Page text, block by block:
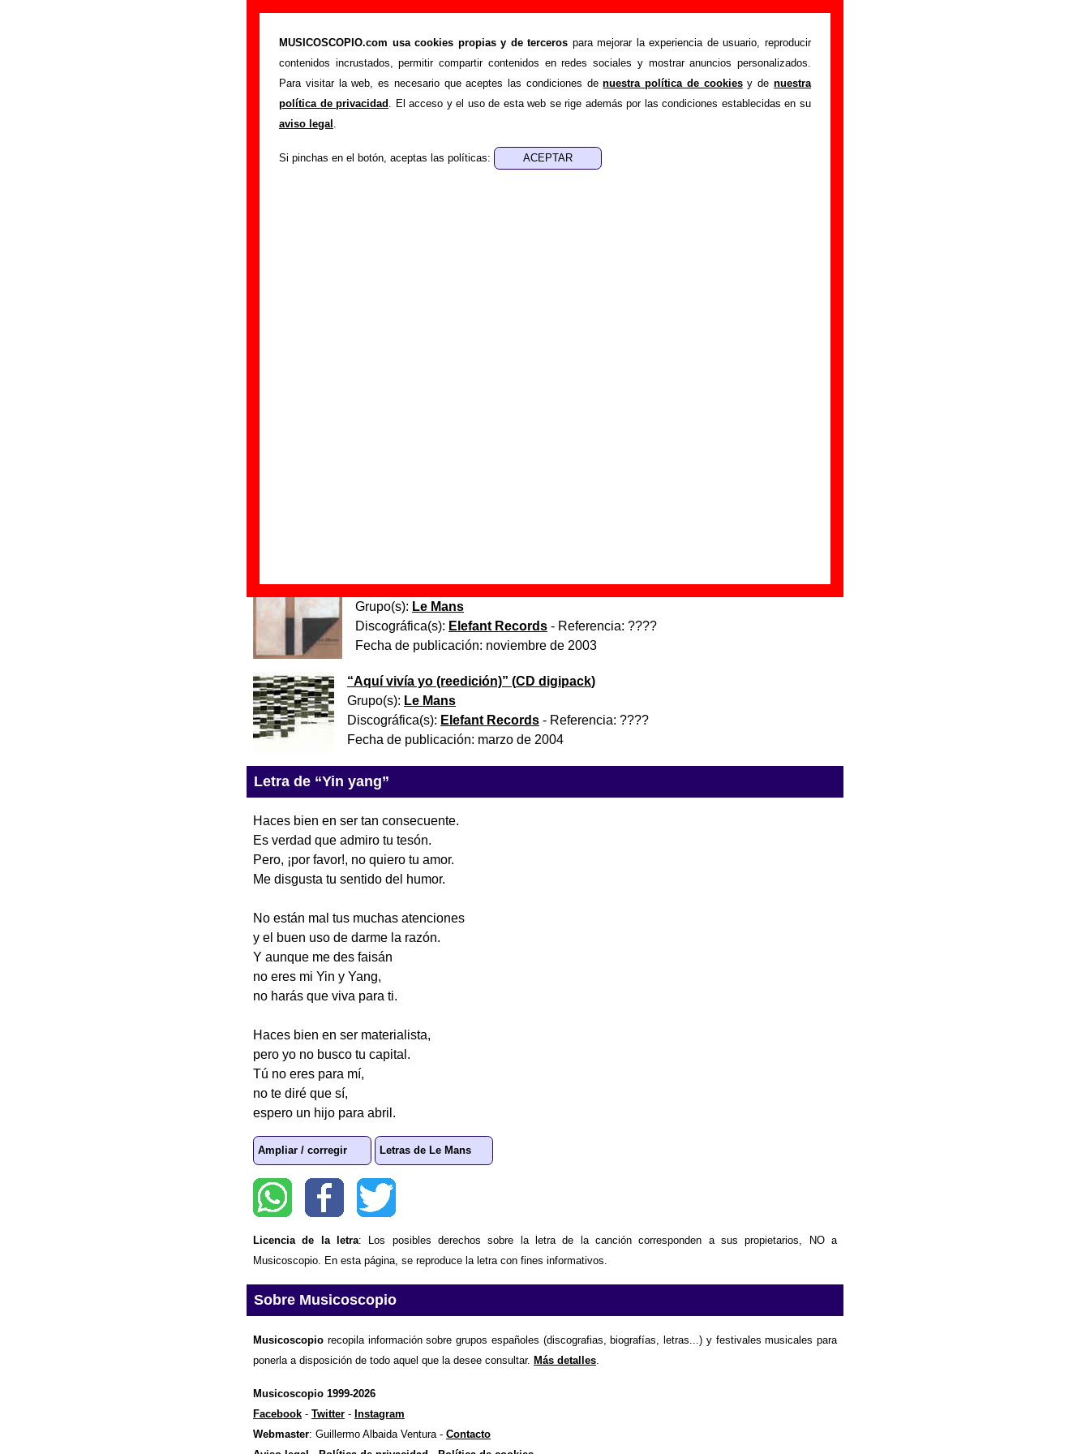
MUSICOSCOPIO.com usa cookies propias y de terceros para mejorar la experiencia de usuario, reproducir
contenidos incrustados, permitir compartir contenidos en redes sociales y mostrar anuncios personalizados.
Para visitar la web, es necesario que aceptes las condiciones denuestra política de cookiesy denuestra
política de privacidad . El acceso y el uso de esta web se rige además por las condiciones establecidas en su
aviso legal .
Si pinchas en el botón, aceptas las políticas:
“Yin yang”, canción de Le Mans (Letra e información)
Portada >Le Mans >Canciones > Yin yang
Esta página pretende recopilar todo tipo de información sobre lacanción "Yin yang" interpretada por
Le Mans. Además de su letra, también aparecerá información sobre el autor o los autores, sobre los
discos en los que está incluido este tema, sobre la grabación del mismo, sobre versiones a cargo de
información.
“Catástrofe nº 17” (CD digipack)
Grupo(s): Le Mans
Discográfica(s): Elefant Records - Referencia: ????
Fecha de publicación: noviembre de 2003
“Aquí vivía yo (reedición)” (CD digipack)
Grupo(s): Le Mans
Discográfica(s): Elefant Records - Referencia: ????
Fecha de publicación: marzo de 2004
Letra de “Yin yang”
Haces bien en ser tan consecuente.
Es verdad que admiro tu tesón.
Pero, ¡por favor!, no quiero tu amor.
Me disgusta tu sentido del humor.
No están mal tus muchas atenciones
y el buen uso de darme la razón.
Y aunque me des faisán
no eres mi Yin y Yang,
no harás que viva para ti.
Haces bien en ser materialista,
pero yo no busco tu capital.
Tú no eres para mí,
no te diré que sí,
espero un hijo para abril.
Ampliar / corregir Letras de Le Mans
Licencia de la letra: Los posibles derechos sobre la letra de la canción corresponden a sus propietarios, NO a
Musicoscopio. En esta página, se reproduce la letra con fines informativos.
Sobre Musicoscopio
Musicoscopio recopila información sobre grupos españoles (discografias, biografías, letras...) y festivales musicales para
ponerla a disposición de todo aquel que la desee consultar. Más detalles
Musicoscopio 1999-2026
Facebook - Twitter - Instagram
Webmaster: Guillermo Albaida Ventura - Contacto